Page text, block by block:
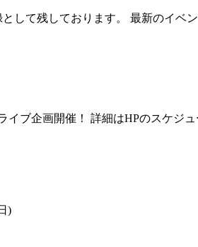
して残しております。 最新のイベ
イブ企画開催！ 詳細はHPのスケジュ
)